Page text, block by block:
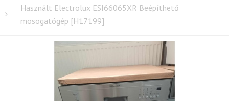
Használt Electrolux ESI66065XR Beépíthető
mosogatógép [H17199]